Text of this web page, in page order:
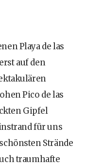
Playa de las
auf den
Pico de las
Gipfel
für uns
Strände
traumhafte